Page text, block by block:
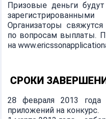
Призовые деньги
Организаторы
по вопросам выплаты.
на
СРОКИ
28 февраля 2013
приложений на конкурс.